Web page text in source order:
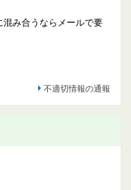
み合うならメールで要
不適切情報の通報